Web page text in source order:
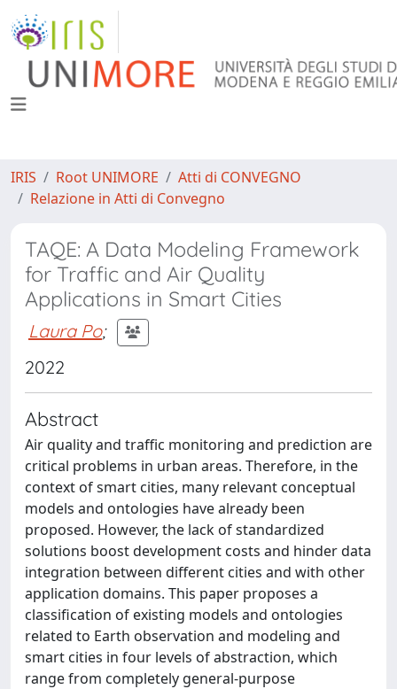
IRIS Root UNIMORE
Atti di CONVEGNO
Relazione in Atti di Convegno
TAQE: A Data Modeling Framework
for Traffic and Air Quality
Applications in Smart Cities
Laura Po;
2022
Abstract
Air quality and traffic monitoring and prediction are
critical problems in urban areas. Therefore, in the
context of smart cities, many relevant conceptual
models and ontologies have already been
proposed. However, the lack of standardized
solutions boost development costs and hinder data
integration between different cities and with other
application domains. This paper proposes a
classification of existing models and ontologies
related to Earth observation and modeling and
smart cities in four levels of abstraction, which
range from completely general-purpose